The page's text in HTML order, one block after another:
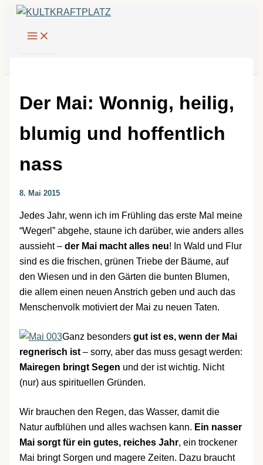
Zum
springen
Der Mai: Wonnig, heilig,
blumig und hoffentlich
nass
8. Mai 2015
Jedes Jahr, wenn ich im Frühling das erste Mal meine
“Wegerl” abgehe, staune ich darüber, wie anders alles
aussieht – der Mai macht alles neu! In Wald und Flur
sind es die frischen, grünen Triebe der Bäume, auf
den Wiesen und in den Gärten die bunten Blumen,
die allem einen neuen Anstrich geben und auch das
Menschenvolk motiviert der Mai zu neuen Taten.
Ganz besonders gut ist es, wenn der Mai
regnerisch ist– sorry, aber das muss gesagt werden:
Mairegen bringt Segen und der ist wichtig. Nicht
(nur) aus spirituellen Gründen.
Wir brauchen den Regen, das Wasser, damit die
Natur aufblühen und alles wachsen kann. Ein nasser
Mai sorgt für ein gutes, reiches Jahr, ein trockener
Mai bringt Sorgen und magere Zeiten. Dazu braucht